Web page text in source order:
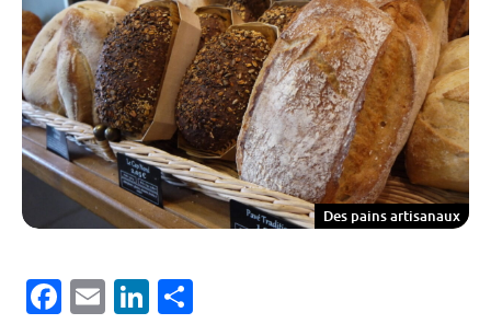
Des pains artisanaux
Facebook
EmailLinkedIn